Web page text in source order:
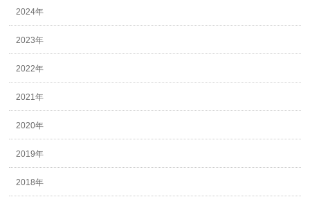
2024年
2023年
2022年
2021年
2020年
2019年
2018年